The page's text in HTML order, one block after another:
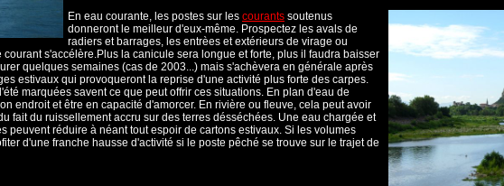
En eau courante, les postes sur les courants soutenus
donneront le meilleur d'eux-même. Prospectez les avals de
radiers et barrages, les entrèes et extérieurs de virage ou
courant s'accélère.Plus la canicule sera longue et forte, plus il faudra baisser
quelques semaines (cas de 2003...) mais s'achèvera en générale après
estivaux qui provoqueront la reprise d'une activité plus forte des carpes.
marquées savent ce que peut offrir ces situations. En plan d'eau de
endroit et être en capacité d'amorcer. En rivière ou fleuve, cela peut avoir
fait du ruissellement accru sur des terres désséchées. Une eau chargée et
peuvent réduire à néant tout espoir de cartons estivaux. Si les volumes
d'une franche hausse d'activité si le poste pêché se trouve sur le trajet de